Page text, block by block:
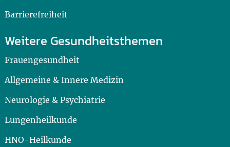
Barrierefreiheit
Weitere Gesundheitsthemen
Frauengesundheit
Allgemeine & Innere Medizin
Neurologie & Psychiatrie
Lungenheilkunde
HNO-Heilkunde